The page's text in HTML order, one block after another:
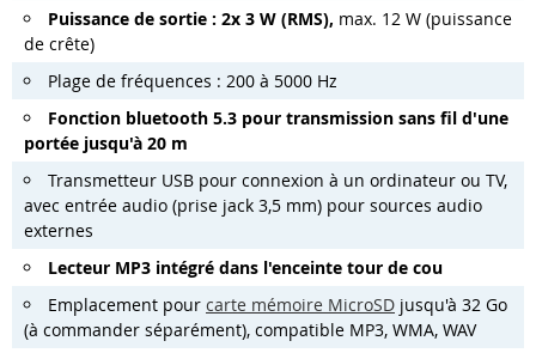
Puissance de sortie : 2x 3 W (RMS), max. 12 W (puissance
de crête)
Plage de fréquences : 200 à 5000 Hz
Fonction bluetooth 5.3 pour transmission sans fil d'une
portée jusqu'à 20 m
Transmetteur USB pour connexion à un ordinateur ou TV,
avec entrée audio (prise jack 3,5 mm) pour sources audio
externes
Lecteur MP3 intégré dans l'enceinte tour de cou
Emplacement pour carte mémoire MicroSD jusqu'à 32 Go
(à commander séparément), compatible MP3, WMA, WAV